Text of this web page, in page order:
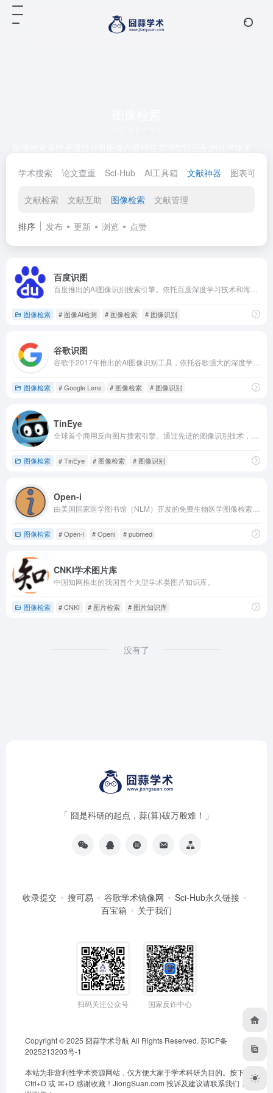
TBIR依赖人工标注关键词，查准率较高但适配小规模图库，成本高
像索引，通过余弦相似度等算法快速比对检索，适配海量图像库，
一步融合深度学习提取高阶语义特征，通过特征融合、元数据管理
学术搜索 论文查重 Sci-Hub AI工具箱 文献神器 图表可视
文献检索 文献互助 图像检索 文献管理
排序 发布 更新 浏览 点赞
百度识图
图像检索 # 图像AI检测 # 图像检索 # 图像识别
谷歌识图
图像检索 # Google Lens # 图像检索 # 图像识别
TinEye
图像检索 # TinEye # 图像检索 # 图像识别
Open-i
图像检索 # Open-i # Openi # pubmed
CNKI学术图片库
中国知网推出的我国首个大型学术类图片知识库。
图像检索 # CNKI # 图片检索 # 图片知识库
没有了
「 囧是科研的起点，蒜(算)破万般难！」
收录提交 搜可易 谷歌学术镜像网
Sci-Hub永久链接
百宝箱
关于我们
扫码关注公众号 国家反诈中心
Copyright © 2025 囧蒜学术导航All Rights Reserved. 苏ICP备
2025213203号-1
本站为非营利性学术资源网站，仅方便大家于学术科研为目的。按下
Ctrl+D 或 ⌘+D 感谢收藏！ JiongSuan.com 投诉及建议请联系我们，